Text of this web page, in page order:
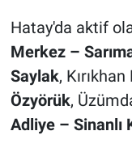
Hatay'da aktif
Merkez –
Saylak,
Özyörük,
Adliye – Sinanlı